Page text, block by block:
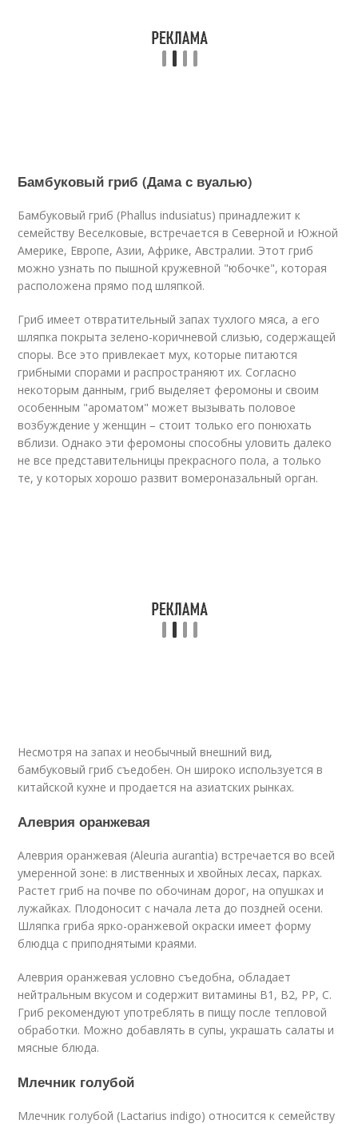
Бамбуковый гриб (Дама с вуалью)
Бамбуковый гриб (Phallus indusiatus) принадлежит к
семейству Веселковые, встречается в Северной и Южной
Америке, Европе, Азии, Африке, Австралии. Этот гриб
можно узнать по пышной кружевной "юбочке", которая
расположена прямо под шляпкой.
Гриб имеет отвратительный запах тухлого мяса, а его
шляпка покрыта зелено-коричневой слизью, содержащей
споры. Все это привлекает мух, которые питаются
грибными спорами и распространяют их. Согласно
некоторым данным, гриб выделяет феромоны и своим
особенным "ароматом" может вызывать половое
возбуждение у женщин – стоит только его понюхать
вблизи. Однако эти феромоны способны уловить далеко
не все представительницы прекрасного пола, а только
те, у которых хорошо развит вомероназальный орган.
Несмотря на запах и необычный внешний вид,
бамбуковый гриб съедобен. Он широко используется в
китайской кухне и продается на азиатских рынках.
Алеврия оранжевая
Алеврия оранжевая (Aleuria aurantia) встречается во всей
умеренной зоне: в лиственных и хвойных лесах, парках.
Растет гриб на почве по обочинам дорог, на опушках и
лужайках. Плодоносит с начала лета до поздней осени.
Шляпка гриба ярко-оранжевой окраски имеет форму
блюдца с приподнятыми краями.
Алеврия оранжевая условно съедобна, обладает
нейтральным вкусом и содержит витамины В1 , В2, РР, С.
Гриб рекомендуют употреблять в пищу после тепловой
обработки. Можно добавлять в супы, украшать салаты и
мясные блюда.
Млечник голубой
Млечник голубой (Lactarius indigo) относится к семейству